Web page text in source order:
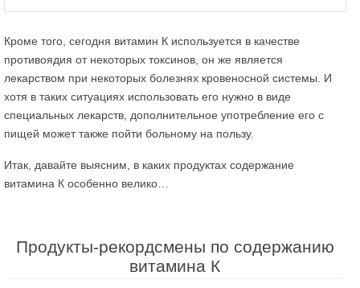
Кроме того, сегодня витамин К используется в качестве
противоядия от некоторых токсинов, он же является
лекарством при некоторых болезнях кровеносной системы. И
хотя в таких ситуациях использовать его нужно в виде
специальных лекарств, дополнительное употребление его с
пищей может также пойти больному на пользу.
Итак, давайте выясним, в каких продуктах содержание
витамина К особенно велико…
Продукты-рекордсмены по содержанию
витамина К